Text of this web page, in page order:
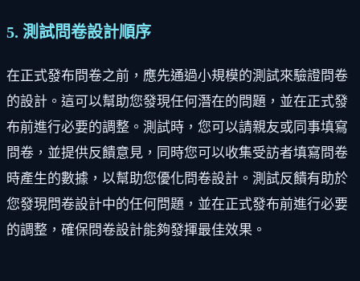
5. 測試問卷設計順序
在正式發布問卷之前，應先通過小規模的測試來驗證問卷
的設計。這可以幫助您發現任何潛在的問題，並在正式發
布前進行必要的調整。測試時，您可以請親友或同事填寫
問卷，並提供反饋意見，同時您可以收集受訪者填寫問卷
時產生的數據，以幫助您優化問卷設計。測試反饋有助於
您發現問卷設計中的任何問題，並在正式發布前進行必要
的調整，確保問卷設計能夠發揮最佳效果。